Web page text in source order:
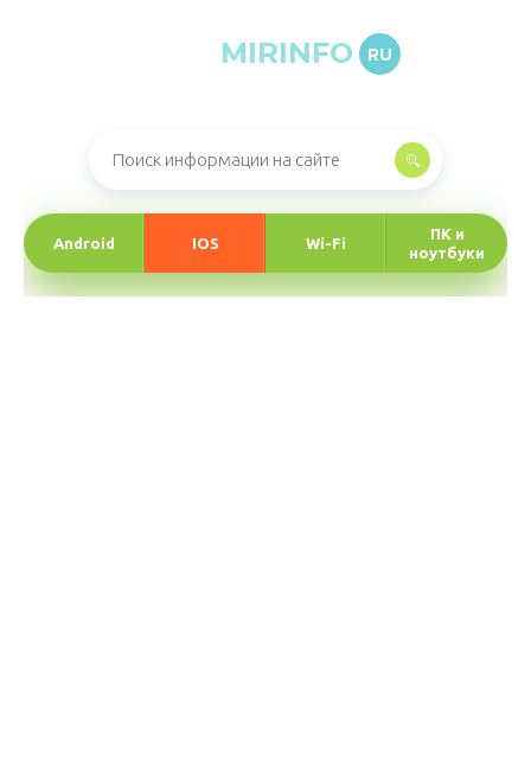
MIRINFO RU
Android IOS Wi-Fi
ПК и
ноутбуки